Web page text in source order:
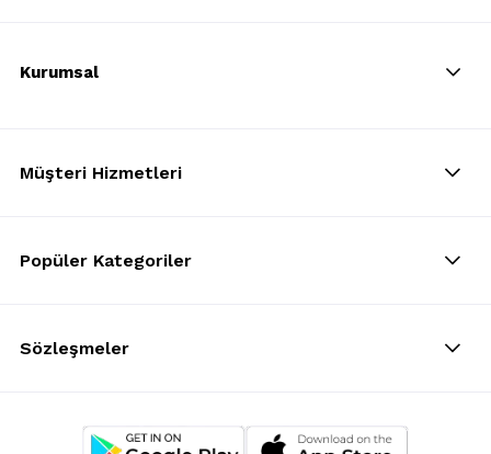
Kurumsal
Müşteri Hizmetleri
Popüler Kategoriler
Sözleşmeler